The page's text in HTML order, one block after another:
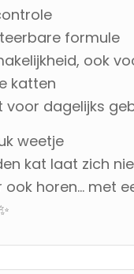
formule
ook
katten
voor dagelijks
weetje
kat laat zich
ook horen… met